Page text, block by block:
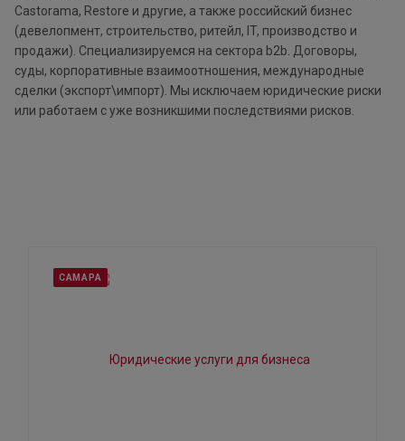
Castorama, Restore и другие, а также российский бизнес
(девелопмент, строительство, ритейл, IT, производство и
продажи). Специализируемся на сектора b2b. Договоры,
суды, корпоративные взаимоотношения, международные
сделки (экспорт\импорт). Мы исключаем юридические риски
или работаем с уже возникшими последствиями рисков.
САМАРА